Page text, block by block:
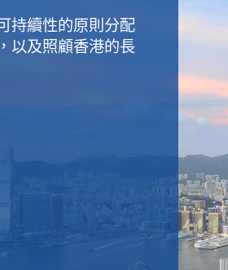
持續性的原則分配
以及照顧香港的長